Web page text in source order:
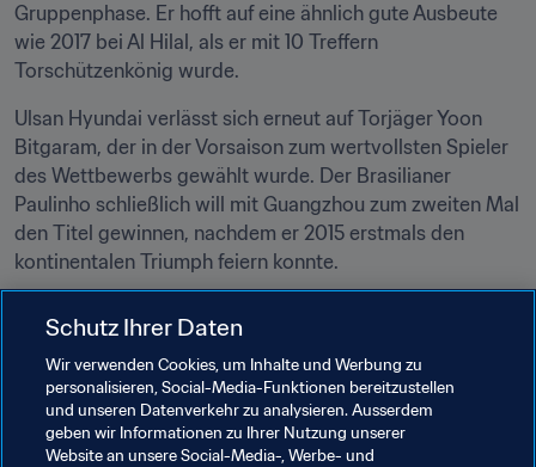
Gruppenphase. Er hofft auf eine ähnlich gute Ausbeute
wie 2017 bei Al Hilal, als er mit 10 Treffern
Torschützenkönig wurde.
Ulsan Hyundai verlässt sich erneut auf Torjäger Yoon
Bitgaram, der in der Vorsaison zum wertvollsten Spieler
des Wettbewerbs gewählt wurde. Der Brasilianer
Paulinho schließlich will mit Guangzhou zum zweiten Mal
den Titel gewinnen, nachdem er 2015 erstmals den
kontinentalen Triumph feiern konnte.
Verwandte Themen
Korea Republic IR Iran United Arab Emirates
Saudi Arabia Qatar Japan China PR
Schutz Ihrer Daten
Wir verwenden Cookies, um Inhalte und Werbung zu
personalisieren, Social-Media-Funktionen bereitzustellen
und unseren Datenverkehr zu analysieren. Ausserdem
geben wir Informationen zu Ihrer Nutzung unserer
Website an unsere Social-Media-, Werbe- und